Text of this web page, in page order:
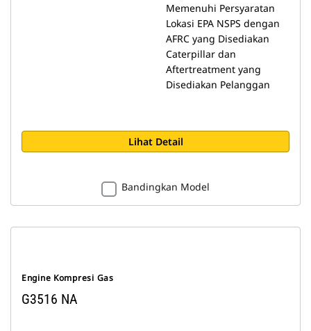
Memenuhi Persyaratan
Lokasi EPA NSPS dengan
AFRC yang Disediakan
Caterpillar dan
Aftertreatment yang
Disediakan Pelanggan
Lihat Detail
Bandingkan Model
Engine Kompresi Gas
G3516 NA